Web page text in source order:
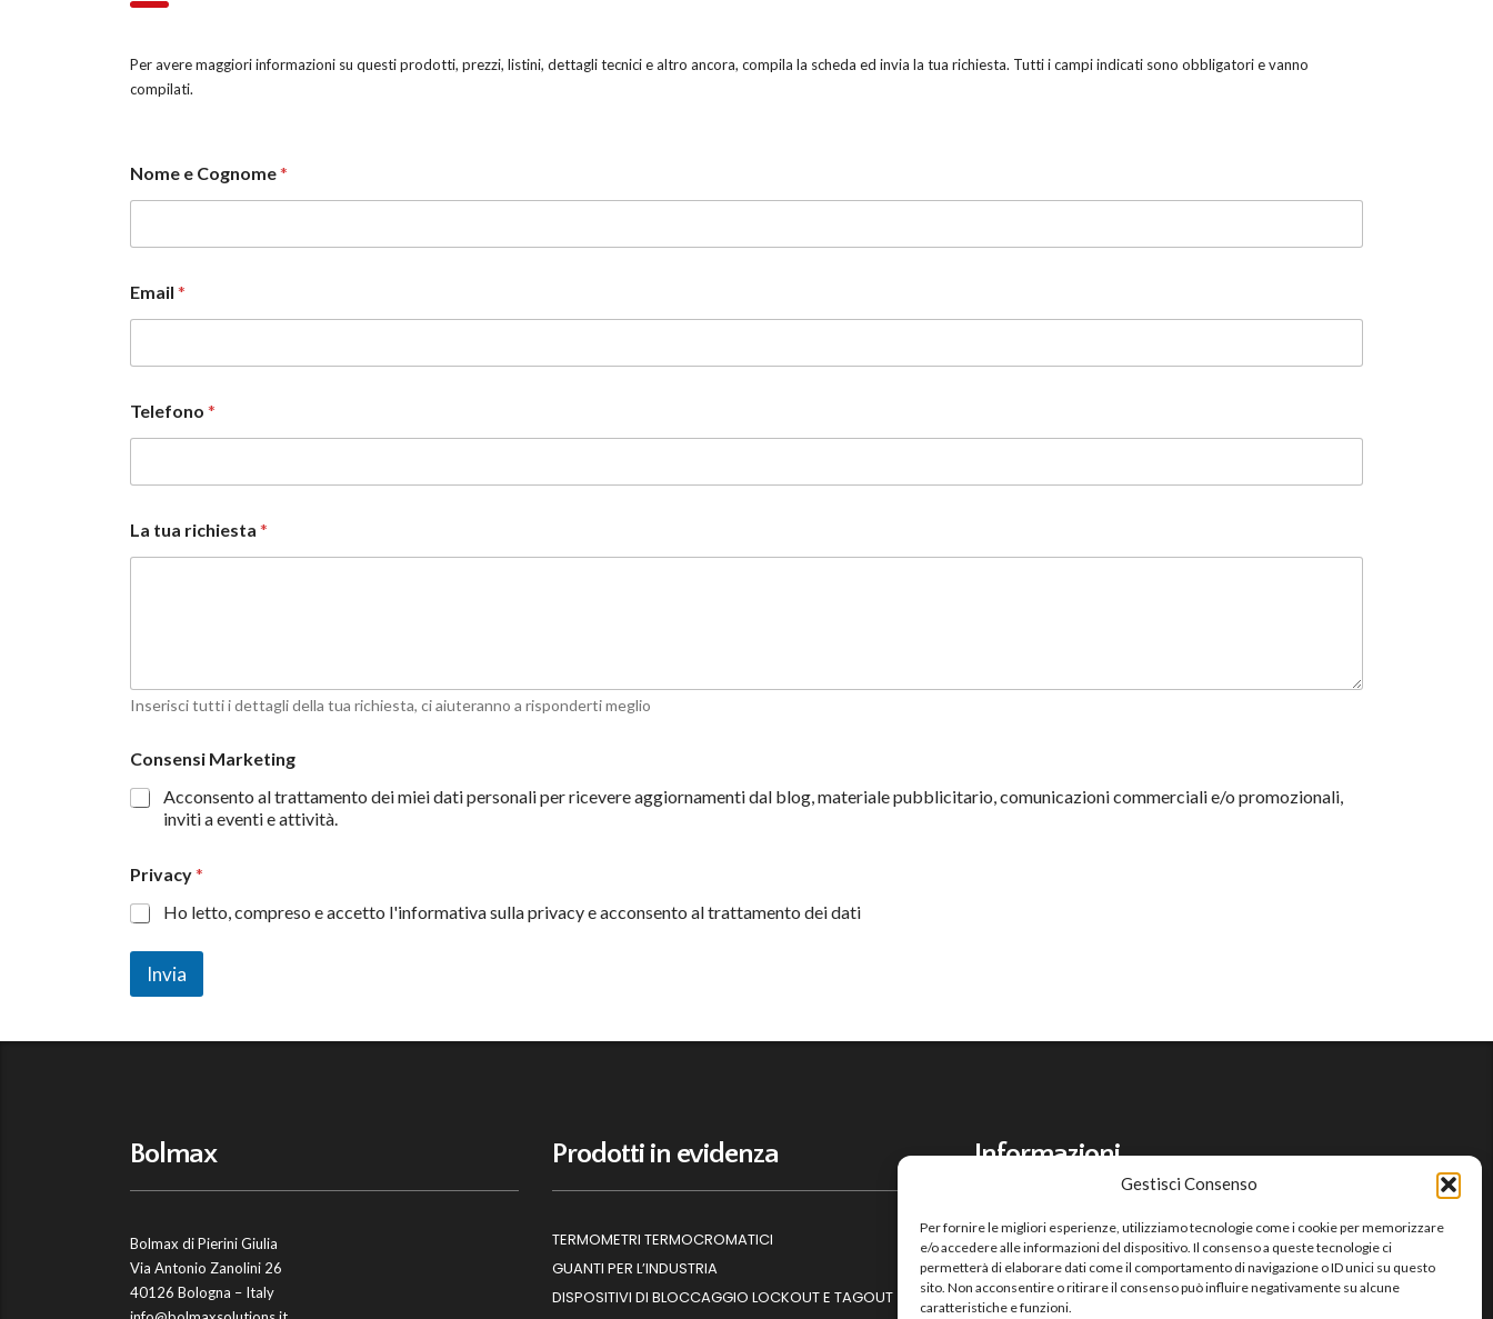
Gestisci Consenso
Per fornire le migliori esperienze, utilizziamo tecnologie come i cookie per memorizzare
e/o accedere alle informazioni del dispositivo. Il consenso a queste tecnologie ci
permetterà di elaborare dati come il comportamento di navigazione o ID unici su questo
sito. Non acconsentire o ritirare il consenso può influire negativamente su alcune
caratteristiche e funzioni.
Per avere maggiori informazioni su questi prodotti, prezzi, listini, dettagli tecnici e altro ancora, compila la scheda ed invia la tua richiesta. Tutti i campi indicati sono obbligatori e vanno
compilati.
Nome e Cognome*
Email *
Telefono *
La tua richiesta *
Inserisci tutti i dettagli della tua richiesta, ci aiuteranno a risponderti meglio
Consensi Marketing
Acconsento al trattamento dei miei dati personali per ricevere aggiornamenti dal blog, materiale pubblicitario, comunicazioni commerciali e/o promozionali,
inviti a eventi e attività.
t
u
a
Privacy*
Ho letto, compreso e accetto l'informativa sulla privacy e acconsento al trattamento dei dati
Invia
Bolmax
Bolmax di Pierini Giulia
Via Antonio Zanolini 26
40126 Bologna – Italy
Prodotti in evidenza
TERMOMETRI TERMOCROMATICI
GUANTI PER L’INDUSTRIA
DISPOSITIVI DI BLOCCAGGIO LOCKOUT E TAGOUT
Informazioni
HOME
CONTATTI
PRIVACY